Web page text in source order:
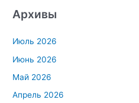
Архивы
Июль 2026
Июнь 2026
Май 2026
Апрель 2026